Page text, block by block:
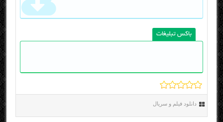
باکس تبلیغات
دانلود فیلم و سریال